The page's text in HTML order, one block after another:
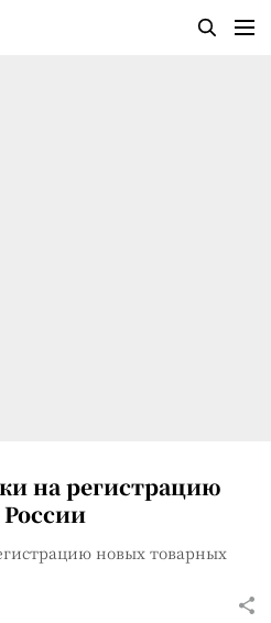
на регистрацию
новых товарных